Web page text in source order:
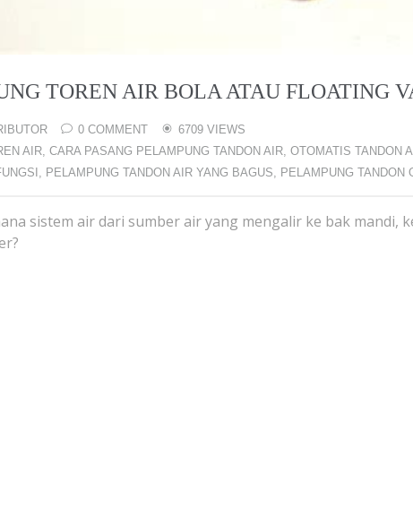
TOREN AIR BOLA ATAU FLOATING
0 COMMENT
6709 VIEWS
AIR CARA PASANG PELAMPUNG TANDON AIR OTOMATIS TANDON
PELAMPUNG TANDON AIR YANG BAGUS PELAMPUNG TANDON
sistem air dari sumber air yang mengalir ke bak mandi,